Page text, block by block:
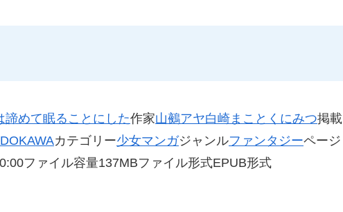
諦めて眠ることにした作家山鵺アヤ白崎まこと くにみつ掲載
カテゴリー少女マンガジャンルファンタジーページ
ファイル容量137MBファイル形式EPUB形式